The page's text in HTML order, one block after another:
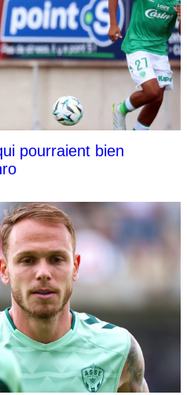
pourraient bien